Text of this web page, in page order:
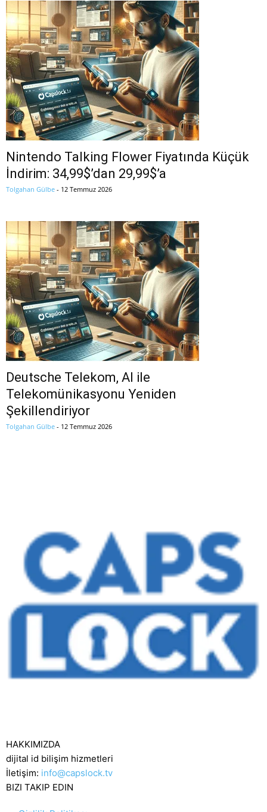
Nintendo Talking Flower Fiyatında Küçük
İndirim: 34,99$’dan 29,99$’a
Tolgahan Gülbe - 12 Temmuz 2026
Deutsche Telekom, AI ile
Telekomünikasyonu Yeniden
Şekillendiriyor
Tolgahan Gülbe - 12 Temmuz 2026
HAKKIMIZDA
dijital id bilişim hizmetleri
İletişim: info@capslock.tv
BIZI TAKIP EDIN